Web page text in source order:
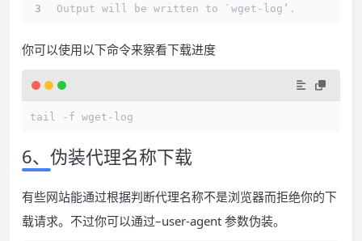
Output will be written to `wget-log’.
你可以使用以下命令来察看下载进度
6、伪装代理名称下载
有些网站能通过根据判断代理名称不是浏览器而拒绝你的下
载请求。不过你可以通过–user-agent 参数伪装。